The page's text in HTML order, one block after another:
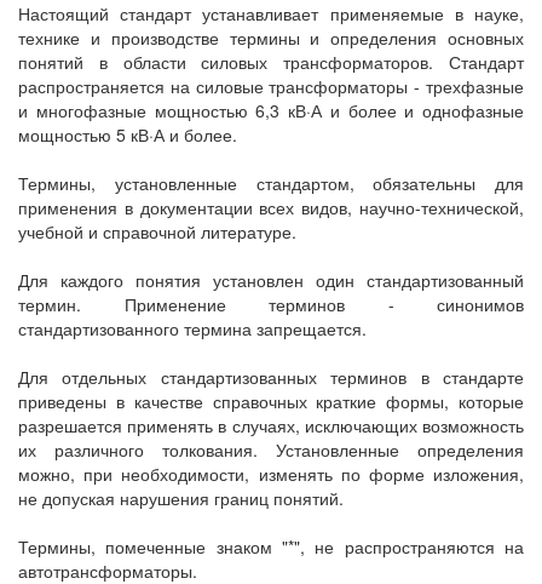
Настоящий стандарт устанавливает применяемые в науке,
технике и производстве термины и определения основных
понятий в области силовых трансформаторов. Стандарт
распространяется на силовые трансформаторы - трехфазные
и многофазные мощностью 6,3 кВ·А и более и однофазные
мощностью 5 кВ·А и более.
Термины, установленные стандартом, обязательны для
применения в документации всех видов, научно-технической,
учебной и справочной литературе.
Для каждого понятия установлен один стандартизованный
термин. Применение терминов - синонимов
стандартизованного термина запрещается.
Для отдельных стандартизованных терминов в стандарте
приведены в качестве справочных краткие формы, которые
разрешается применять в случаях, исключающих возможность
их различного толкования. Установленные определения
можно, при необходимости, изменять по форме изложения,
не допуская нарушения границ понятий.
Термины, помеченные знаком "*", не распространяются на
автотрансформаторы.